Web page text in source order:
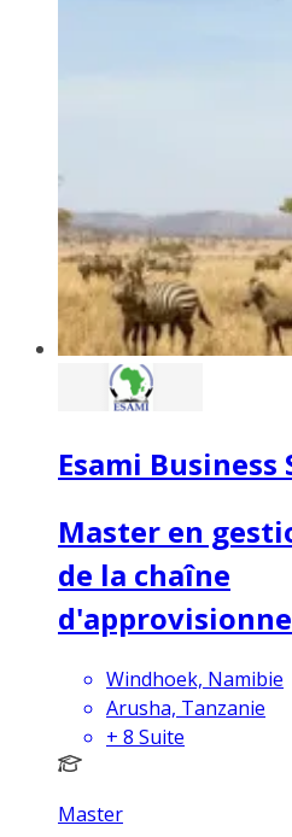
Esami Business
Master en
de la chaîne
Windhoek, Namibie
Arusha, Tanzanie
+ 8 Suite
Master